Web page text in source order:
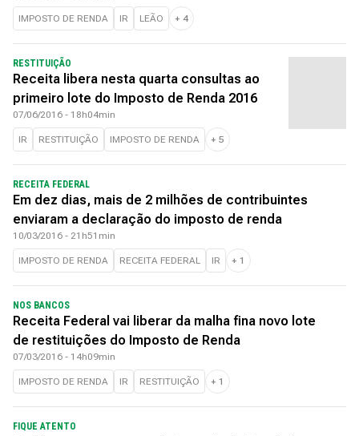
IMPOSTO DE RENDA IR LEÃO + 4
RESTITUIÇÃO
Receita libera nesta quarta consultas ao
primeiro lote do Imposto de Renda 2016
07/06/2016 - 18h04min
IR RESTITUIÇÃO IMPOSTO DE RENDA + 5
RECEITA FEDERAL
Em dez dias, mais de 2 milhões de contribuintes
enviaram a declaração do imposto de renda
10/03/2016 - 21h51min
IMPOSTO DE RENDA RECEITA FEDERAL IR + 1
NOS BANCOS
Receita Federal vai liberar da malha fina novo lote
de restituições do Imposto de Renda
07/03/2016 - 14h09min
IMPOSTO DE RENDA IR RESTITUIÇÃO + 1
FIQUE ATENTO